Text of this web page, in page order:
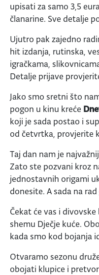
upisati za samo 3,5
članarine. Sve detalje
Ujutro pak zajedno
hit izdanja, rutinska,
igračkama,
Detalje prijave
Jako smo sretni što
pogon u kinu kreće
koji je sada postao i
od četvrtka, provjerite
Taj dan nam je
Zato ste pozvani kroz
jednostavnih origami
donesite. A sada na rad
Čekat će vas i
shemu Dječje kuće.
kada smo kod bojanja
Otvaramo sezonu
obojati klupice i